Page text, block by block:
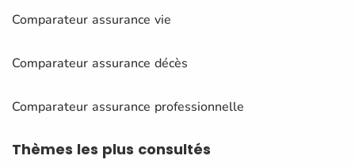
Comparateur assurance vie
Comparateur assurance décès
Comparateur assurance professionnelle
Thèmes les plus consultés